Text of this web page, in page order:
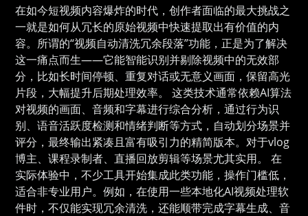
在如今短视频内容爆炸的时代，创作者面临的最大挑战之
一就是如何从冗长的原始视频中快速提取出有价值的内
容。所谓的“视频自动清洗冗余段落”功能，正是为了解决
这一痛点而生——它能智能识别并剔除视频中的无效部
分，比如长时间停顿、重复对话或无意义画面，保留高光
片段，大幅提升后期处理效率。 这类技术通常依赖AI算法
对视频的画面、音频和字幕进行综合分析，通过行为识
别、语音活跃度检测和情绪判断等方式，自动划分场景并
评分，最终输出紧凑且富有吸引力的精简版本。对于vlog
博主、课程录制者、直播回放剪辑等场景尤其实用。 在
实际体验中，不少工具开始集成此类功能，操作门槛低，
适合非专业用户。例如，在使用一些本地化AI视频处理软
件时，不仅能实现冗余清洗，还能顺带完成字幕生成、音